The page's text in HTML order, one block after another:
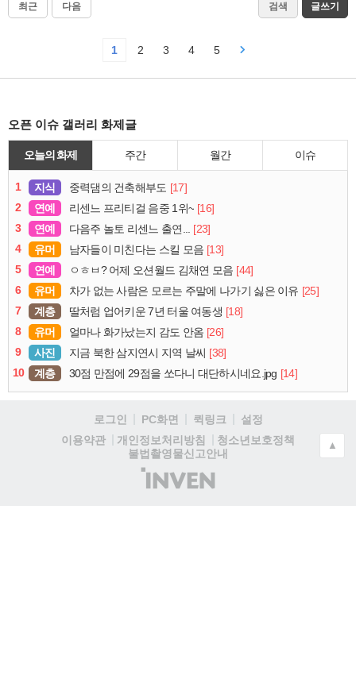
최근 다음 검색 글쓰기
1 2 3 4 5
오픈 이슈 갤러리 화제글
오늘의 화제 주간 월간 이슈
1 지식 중력댐의 건축해부도 [17]
2
연예 리센느 프리티걸 음중 1위~ [16]
3
연예 다음주 놀토 리센느 출연... [23]
4
유머 남자들이 미친다는 스킬 모음 [13]
5
연예 ㅇㅎㅂ? 어제 오션월드 김채연 모음 [44]
6
유머 차가 없는 사람은 모르는 주말에 나가기 싫은 이유 [25]
7
계층 딸처럼 업어키운 7년 터울 여동생 [18]
8
유머 얼마나 화가났는지 감도 안옴 [26]
9
사진 지금 북한 삼지연시 지역 날씨 [38]
10
계층 30점 만점에 29점을 쏘다니 대단하시네요.jpg [14]
로그인 PC화면 퀵링크
설정
이용약관
개인정보처리방침
청소년보호정책
불법촬영물신고안내
(주)
인
▲